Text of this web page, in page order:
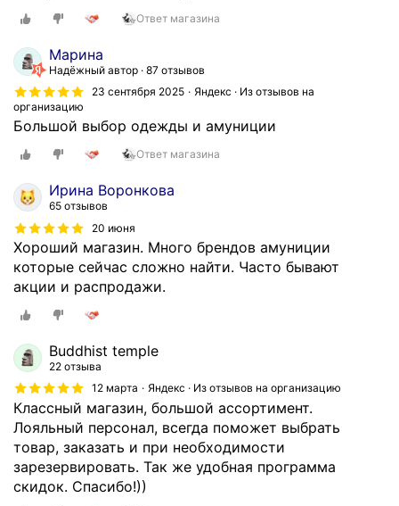
Ответ магазина
Марина
Надёжный автор 87 отзывов
23 сентября 2025
Яндекс · Из отзывов на
организацию
Большой выбор одежды и амуниции
Ответ магазина
Ирина Воронкова
65 отзывов
20 июня
Хороший магазин. Много брендов амуниции
которые сейчас сложно найти. Часто бывают
акции и распродажи.
Buddhist temple
22 отзыва
12 марта
Яндекс · Из отзывов на организацию
Классный магазин, большой ассортимент.
Лояльный персонал, всегда поможет выбрать
товар, заказать и при необходимости
зарезервировать. Так же удобная программа
скидок. Спасибо!))